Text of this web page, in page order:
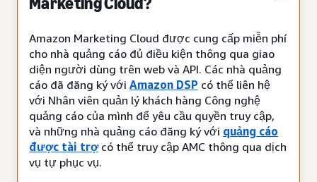
Amazon Marketing Cloud được cung cấp miễn phí
cho nhà quảng cáo đủ điều kiện thông qua giao
diện người dùng trên web và API. Các nhà quảng
cáo đã đăng ký với Amazon DSP có thể liên hệ
với Nhân viên quản lý khách hàng Công nghệ
quảng cáo của mình để yêu cầu quyền truy cập,
và những nhà quảng cáo đăng ký với quảng cáo
được tài trợcó thể truy cập AMC thông qua dịch
vụ tự phục vụ.